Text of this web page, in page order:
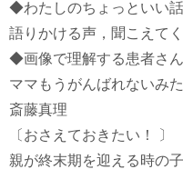
◆わたしのちょっといい話
語りかける声，聞こえて
◆画像で理解する患者さん
ママもうがんばれないみ
斎藤真理
〔おさえておきたい！ 〕
親が終末期を迎える時の